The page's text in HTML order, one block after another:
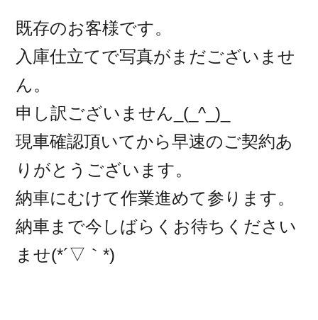
既存のお客様です。
入庫仕立てで写真がまだございませ
ん。
申し訳ございません_(_^_)_
現車確認頂いてから早速のご契約あ
りがとうございます。
納車にむけて作業進めて参ります。
納車まで今しばらくお待ちください
ませ(*´▽｀*)